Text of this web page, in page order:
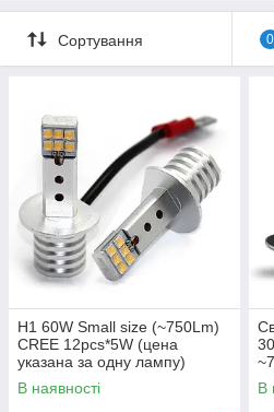
Холодный 6000К, тёплый 3000К.
временем, как у ксеноновых ламп.
Світлодіодні лампи H1 є
довговічними лампами. Вони
Стійкі до вібрації і низьких
Довідково:
Світлова температура
2300K-2500K: штатна лампа
5500K-6500K: яскраво-білий (PW)
8000K-10000K: холодний білий
Сортування 0
H1 60W Small size (~750Lm)
CREE 12pcs*5W (цена
указана за одну лампу)
В наявності
В